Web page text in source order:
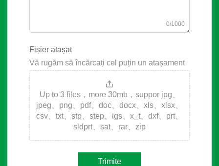
0/1000
Fișier atașat
Vă rugăm să încărcați cel puțin un atașament
Up to 3 files，more 30mb，suppor jpg、
jpeg、png、pdf、doc、docx、xls、xlsx、
csv、txt、stp、step、igs、x_t、dxf、prt、
sldprt、sat、rar、zip
Trimite